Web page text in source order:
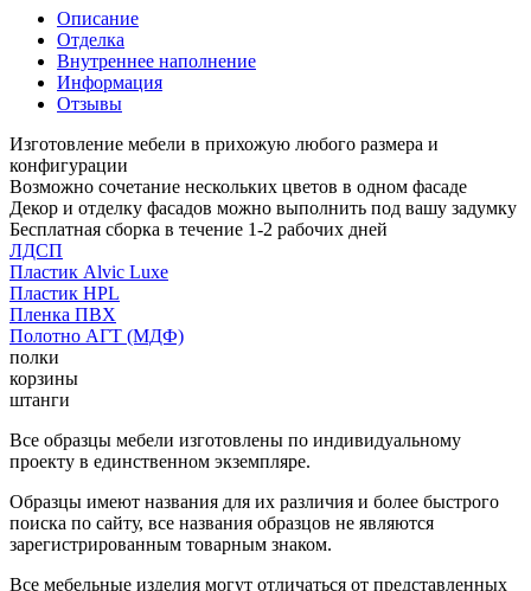
Описание
Отделка
Внутреннее наполнение
Информация
Отзывы
Изготовление мебели в прихожую любого размера и
конфигурации
Возможно сочетание нескольких цветов в одном фасаде
Декор и отделку фасадов можно выполнить под вашу задумку
Бесплатная сборка в течение 1-2 рабочих дней
ЛДСП
Пластик Alvic Luxe
Пластик HPL
Пленка ПВХ
Полотно АГТ (МДФ)
полки
корзины
штанги
Все образцы мебели изготовлены по индивидуальному
проекту в единственном экземпляре.
Образцы имеют названия для их различия и более быстрого
поиска по сайту, все названия образцов не являются
зарегистрированным товарным знаком.
Все мебельные изделия могут отличаться от представленных